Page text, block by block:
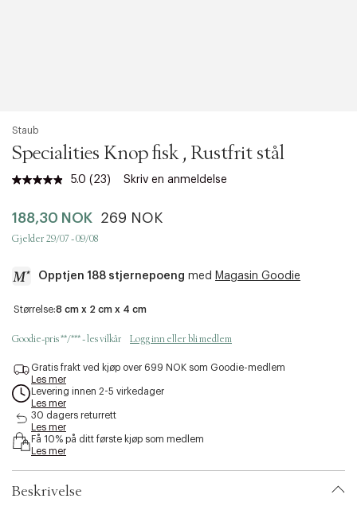
Staub
Specialities Knop fisk , Rustfrit stål
5.0 Les
omtaler.
Samme
sidelenke.
(23) Skriv en anmeldelse
188,30 NOK 269 NOK
Gjelder 29/07 - 09/08
Opptjen 188 stjernepoeng med Magasin Goodie
a
c
s
s
i
b
l
t
.
Størrelse:8 cm x 2 cm x 4 cm
Goodie-pris **/*** - les vilkår Logg inn eller bli medlem
Gratis frakt ved kjøp over 699 NOK som Goodie-medlem
Les mer
Levering innen 2-5 virkedager
Les mer
30 dagers returrett
Les mer
Få 10% på ditt første kjøp som medlem
Les mer
Beskrivelse